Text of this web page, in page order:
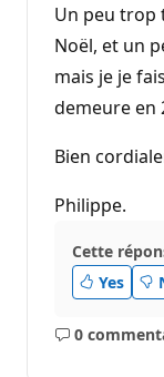
Un peu trop
Noël, et un
mais je je
demeure en
Bien
Philippe.
Cette
Yes
0